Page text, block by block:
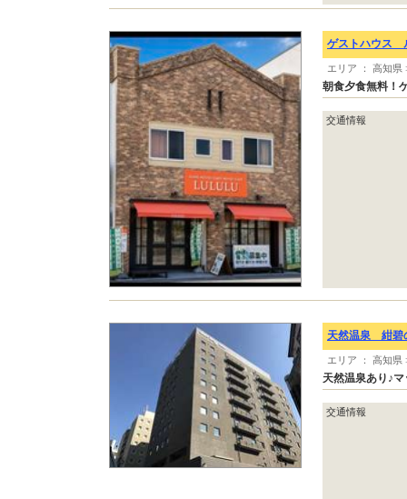
ゲストハウス
エリア ： 高知県
朝食夕食無料！
交通情報
天然温泉 紺碧
エリア ： 高知県
天然温泉あり♪
交通情報